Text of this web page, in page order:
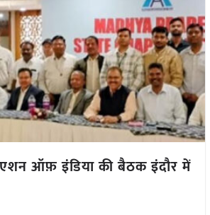
ऑफ़ इंडिया की बैठक इंदौर में